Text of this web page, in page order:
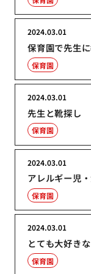
保育園で先生
2024.03.01
保育園
先生と靴探し
2024.03.01
保育園
アレルギー児
2024.03.01
保育園
とても大好き
2024.03.01
保育園